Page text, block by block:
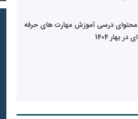
محتوای درسی آموزش مهارت های حرفه
ای در بهار 1404